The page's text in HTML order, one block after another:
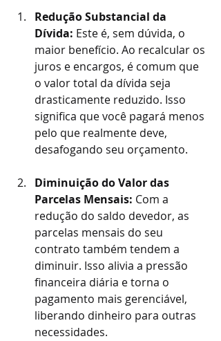
Redução Substancial da
Dívida: Este é, sem dúvida, o
maior benefício. Ao recalcular os
juros e encargos, é comum que
o valor total da dívida seja
drasticamente reduzido. Isso
significa que você pagará menos
pelo que realmente deve,
desafogando seu orçamento.
Diminuição do Valor das
Parcelas Mensais: Com a
redução do saldo devedor, as
parcelas mensais do seu
contrato também tendem a
diminuir. Isso alivia a pressão
financeira diária e torna o
pagamento mais gerenciável,
liberando dinheiro para outras
necessidades.